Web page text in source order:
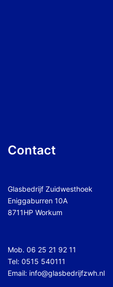
Contact
Glasbedrijf Zuidwesthoek
Eniggaburren 10A
8711HP Workum
Mob. 06 25 21 92 11
Tel: 0515 540111
Email: info@glasbedrijfzwh.nl